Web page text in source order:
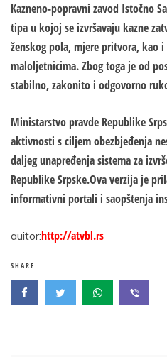
Kazneno-popravni zavod Istočno
tipa u kojoj se izvršavaju kazne
ženskog pola, mjere pritvora, kao
maloljetnicima. Zbog toga je od
stabilno, zakonito i odgovorno
Ministarstvo pravde Republike
aktivnosti s ciljem obezbjeđenja
daljeg unapređenja sistema za
Republike Srpske.Ova verzija je
informativni portali i saopštenja
auitor:http://atvbl.rs
SHARE